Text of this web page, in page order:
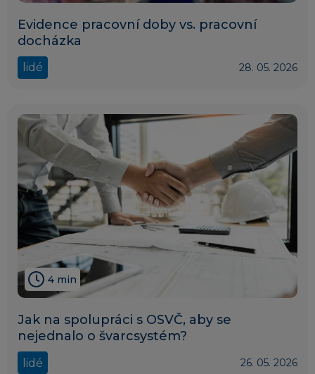
Evidence pracovní doby vs. pracovní
docházka
lidé 28. 05. 2026
4 min
Jak na spolupráci s OSVČ, aby se
nejednalo o švarcsystém?
lidé 26. 05. 2026